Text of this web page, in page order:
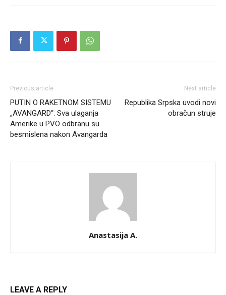
Previous article
PUTIN O RAKETNOM SISTEMU
„AVANGARD“: Sva ulaganja
Amerike u PVO odbranu su
besmislena nakon Avangarda
Next article
Republika Srpska uvodi novi
obračun struje
Anastasija A.
LEAVE A REPLY